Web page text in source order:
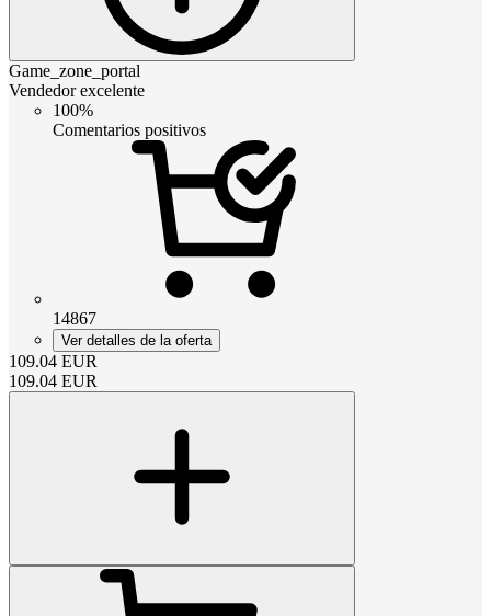
Game_zone_portal
Vendedor excelente
100%
Comentarios positivos
14867
Ver detalles de la oferta
109.04 EUR
109.04 EUR